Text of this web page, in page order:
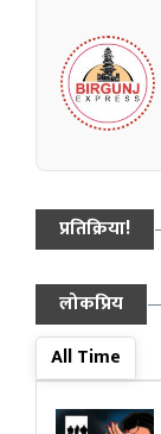
प्रतिक्रिया!
लोकप्रिय
All Time